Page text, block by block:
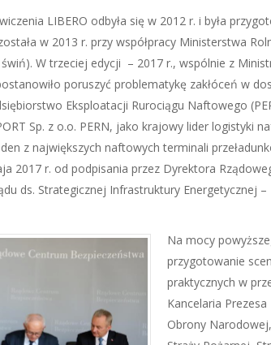
LIBERO odbyła się w 2012 r. i była
w 2013 r. przy współpracy Ministerstwa
W trzeciej edycji – 2017 r., wspólnie z
poruszyć problematykę zakłóceń w
Eksploatacji Rurociągu Naftowego
Sp. z o.o. PERN, jako krajowy lider
z największych naftowych terminali
2017 r. od podpisania przez Dyrektora
ds. Strategicznej Infrastruktury Energetycznej
Na mocy
przygotowanie
praktycznych w
Kancelaria
Obrony